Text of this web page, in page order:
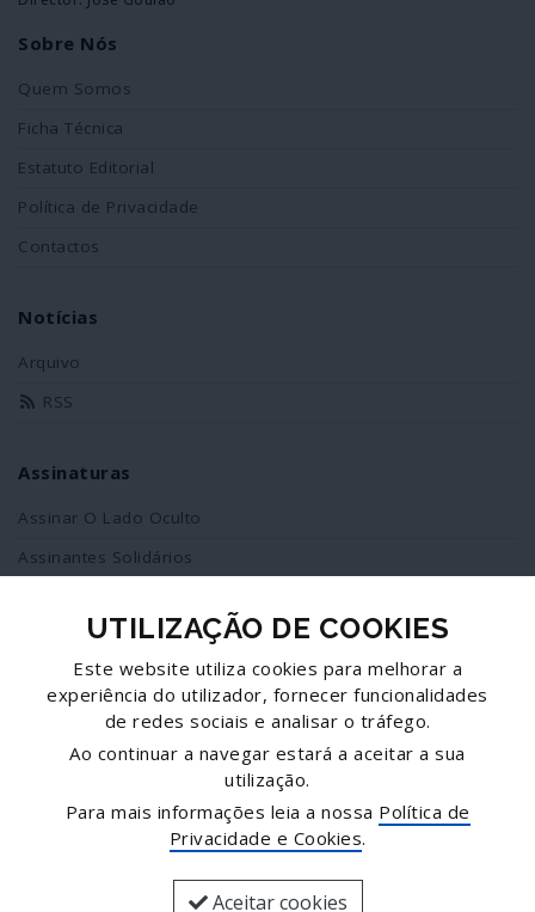
Sobre Nós
Quem Somos
Ficha Técnica
Estatuto Editorial
Política de Privacidade
Contactos
Notícias
Arquivo
RSS
Assinaturas
Assinar O Lado Oculto
Assinantes Solidários
Redes Sociais
Siga-nos no facebook
Twitter
UTILIZAÇÃO DE COOKIES
Este website utiliza cookies para melhorar a
experiência do utilizador, fornecer funcionalidades
de redes sociais e analisar o tráfego.
Ao continuar a navegar estará a aceitar a sua
utilização.
Para mais informações leia a nossa Política de
Privacidade e Cookies.
Aceitar cookies